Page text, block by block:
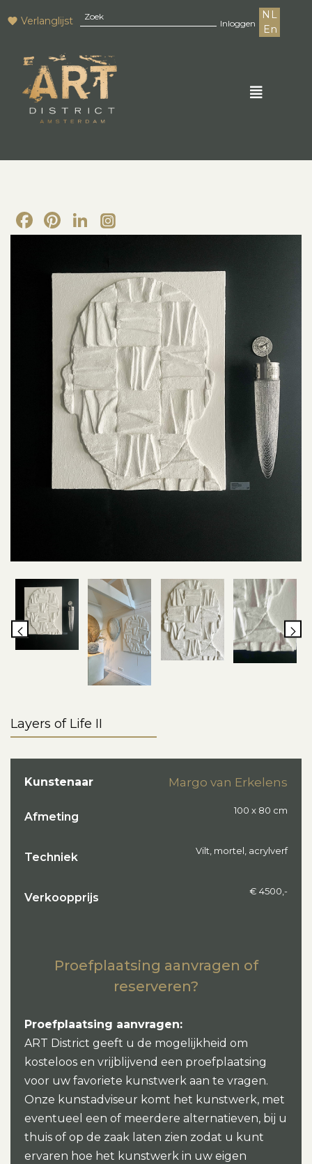
Verlanglijst Inloggen
NL
En
Facebook
Pinterest
LinkedIn
Layers of Life II
Kunstenaar Margo van Erkelens
Afmeting 100 x 80 cm
Techniek Vilt, mortel, acrylverf
Verkoopprijs € 4500,-
Proefplaatsing aanvragen of
reserveren?
Proefplaatsing aanvragen:
ART District geeft u de mogelijkheid om
kosteloos en vrijblijvend een proefplaatsing
voor uw favoriete kunstwerk aan te vragen.
Onze kunstadviseur komt het kunstwerk, met
eventueel een of meerdere alternatieven, bij u
thuis of op de zaak laten zien zodat u kunt
ervaren hoe het kunstwerk in uw eigen